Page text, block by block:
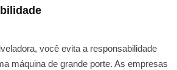
você evita a responsabilidade
máquina de grande porte. As empresas